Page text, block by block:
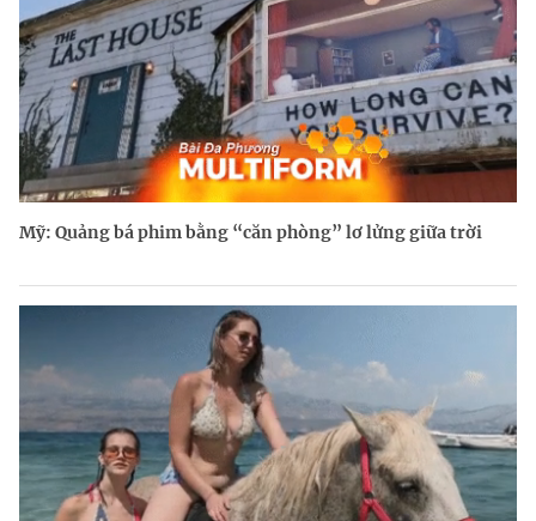
Mỹ: Quảng bá phim bằng “căn phòng” lơ lửng giữa trời